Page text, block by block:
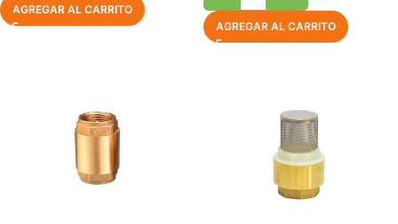
AGREGAR AL CARRITO
AGREGAR AL CARRITO